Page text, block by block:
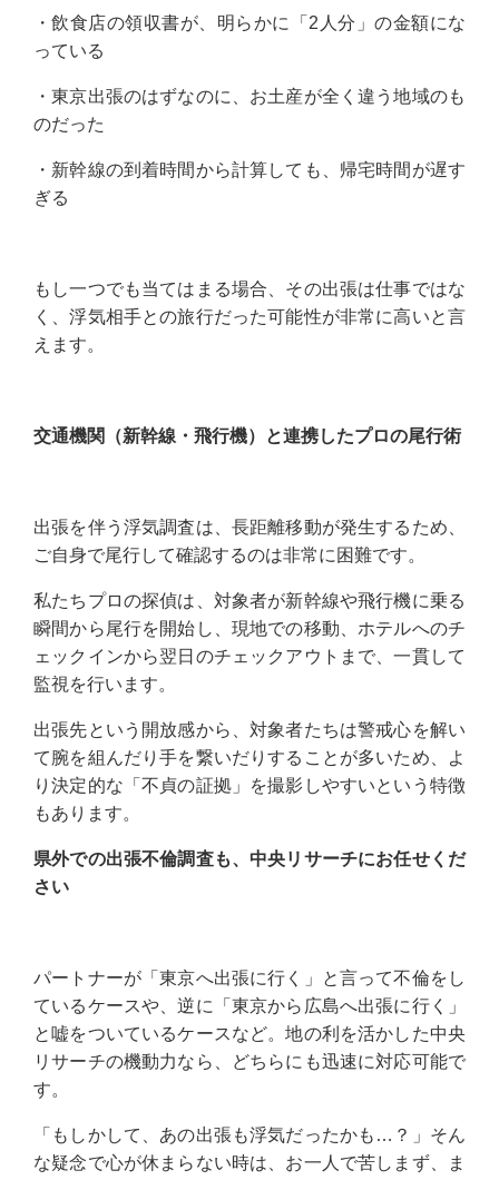
・飲食店の領収書が、明らかに「2人分」の金額にな
っている
・東京出張のはずなのに、お土産が全く違う地域のも
のだった
・新幹線の到着時間から計算しても、帰宅時間が遅す
ぎる
もし一つでも当てはまる場合、その出張は仕事ではな
く、浮気相手との旅行だった可能性が非常に高いと言
えます。
交通機関（新幹線・飛行機）と連携したプロの尾行術
出張を伴う浮気調査は、長距離移動が発生するため、
ご自身で尾行して確認するのは非常に困難です。
私たちプロの探偵は、対象者が新幹線や飛行機に乗る
瞬間から尾行を開始し、現地での移動、ホテルへのチ
ェックインから翌日のチェックアウトまで、一貫して
監視を行います。
出張先という開放感から、対象者たちは警戒心を解い
て腕を組んだり手を繋いだりすることが多いため、よ
り決定的な「不貞の証拠」を撮影しやすいという特徴
もあります。
県外での出張不倫調査も、中央リサーチにお任せくだ
さい
パートナーが「東京へ出張に行く」と言って不倫をし
ているケースや、逆に「東京から広島へ出張に行く」
と嘘をついているケースなど。地の利を活かした中央
リサーチの機動力なら、どちらにも迅速に対応可能で
す。
「もしかして、あの出張も浮気だったかも…？」そん
な疑念で心が休まらない時は、お一人で苦しまず、ま